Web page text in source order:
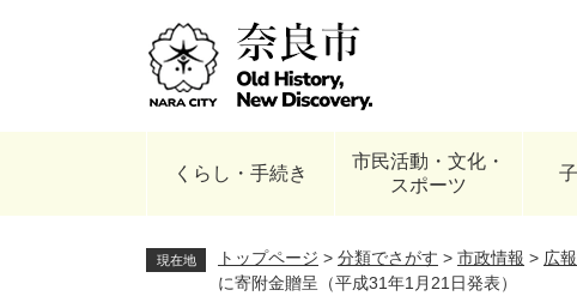
くらし・手続き
市民活動・文化・
スポーツ
現在地 トップページ > 分類でさがす > 市政情報 > 広
に寄附金贈呈（平成31年1月21日発表）